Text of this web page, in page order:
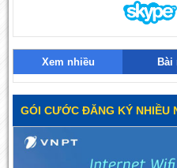
Xem nhiều Bài
GÓI CƯỚC ĐĂNG KÝ NHIỀU